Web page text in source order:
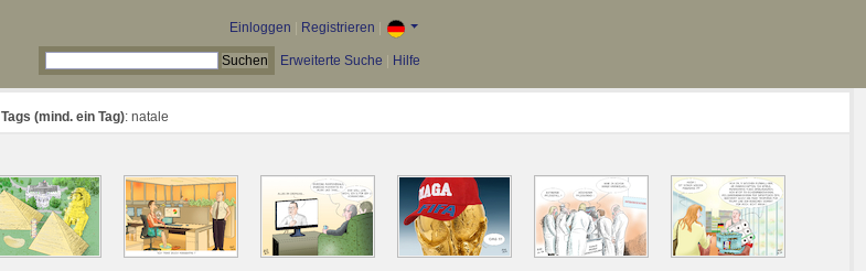
Einloggen Registrieren
Erweiterte Suche Hilfe
Tags (mind. ein Tag): natale